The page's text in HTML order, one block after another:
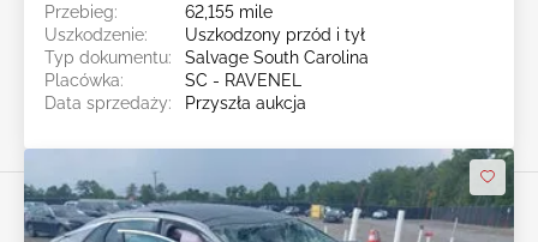
Przebieg:
62,155 mile
Uszkodzenie:
Uszkodzony przód i tył
Typ dokumentu:
Salvage South Carolina
Placówka:
SC - RAVENEL
Data sprzedaży:
Przyszła aukcja